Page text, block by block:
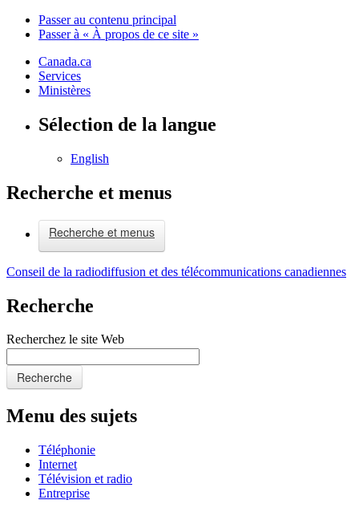
Passer au contenu principal
Passer à « À propos de ce site »
Canada.ca
Services
Ministères
Sélection de la langue
English
Recherche et menus
Recherche et menus
Conseil de la radiodiffusion et des télécommunications canadiennes
Recherche
Recherchez le site Web
Recherche
Menu des sujets
Téléphonie
Internet
Télévision et radio
Entreprise